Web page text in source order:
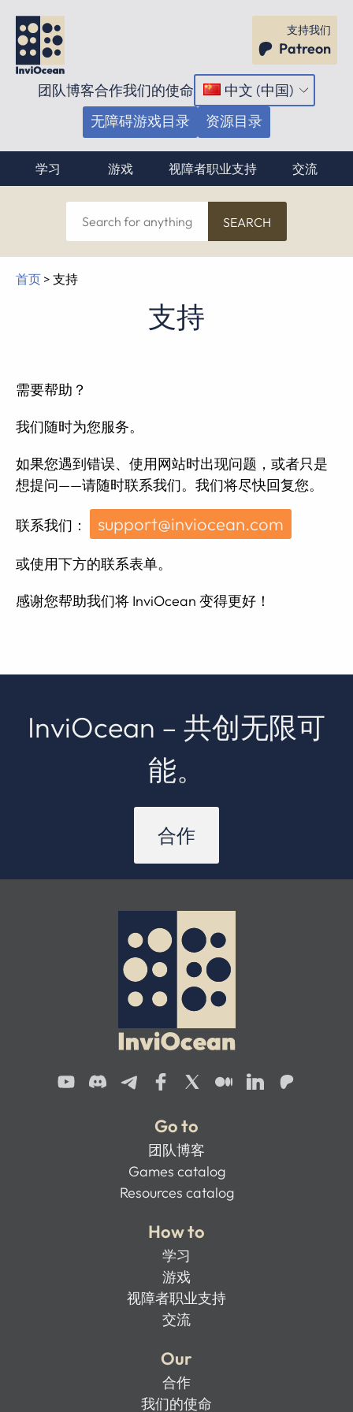
支持我们
Patreon
团队博客合作我们的使命 中文 (中国)
打
菜
单
无障碍游戏目录 资源目录
学习 游戏 视障者职业支持 交流
Search
for
anything
首页 > 支持
支持
需要帮助？
我们随时为您服务。
如果您遇到错误、使用网站时出现问题，或者只是
想提问——请随时联系我们。我们将尽快回复您。
联系我们： support@inviocean.com
或使用下方的联系表单。
感谢您帮助我们将 InviOcean 变得更好！
InviOcean – 共创无限可
能。
合作
Go to
团队博客
Games catalog
Resources catalog
How to
学习
游戏
视障者职业支持
交流
Our
合作
我们的使命